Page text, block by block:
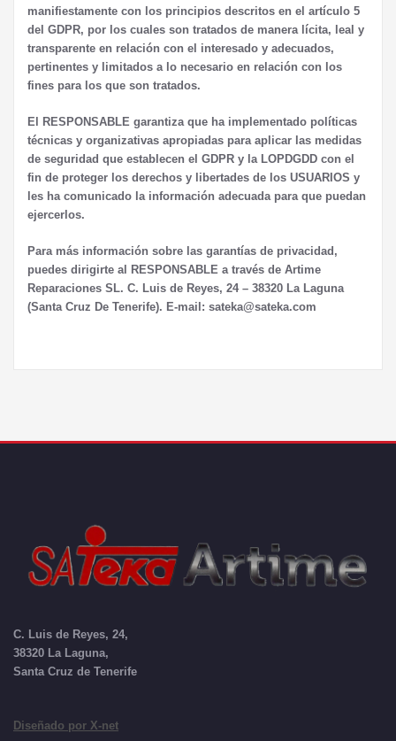
manifiestamente con los principios descritos en el artículo 5
del GDPR, por los cuales son tratados de manera lícita, leal y
transparente en relación con el interesado y adecuados,
pertinentes y limitados a lo necesario en relación con los
fines para los que son tratados.
El RESPONSABLE garantiza que ha implementado políticas
técnicas y organizativas apropiadas para aplicar las medidas
de seguridad que establecen el GDPR y la LOPDGDD con el
fin de proteger los derechos y libertades de los USUARIOS y
les ha comunicado la información adecuada para que puedan
ejercerlos.
Para más información sobre las garantías de privacidad,
puedes dirigirte al RESPONSABLE a través de Artime
Reparaciones SL. C. Luis de Reyes, 24 – 38320 La Laguna
(Santa Cruz De Tenerife). E-mail: sateka@sateka.com
C. Luis de Reyes, 24,
38320 La Laguna,
Santa Cruz de Tenerife
Diseñado por X-net